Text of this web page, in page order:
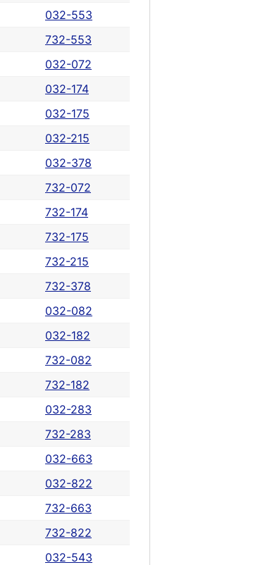
032-553
732-553
032-072
032-174
032-175
032-215
032-378
732-072
732-174
732-175
732-215
732-378
032-082
032-182
732-082
732-182
032-283
732-283
032-663
032-822
732-663
732-822
032-543